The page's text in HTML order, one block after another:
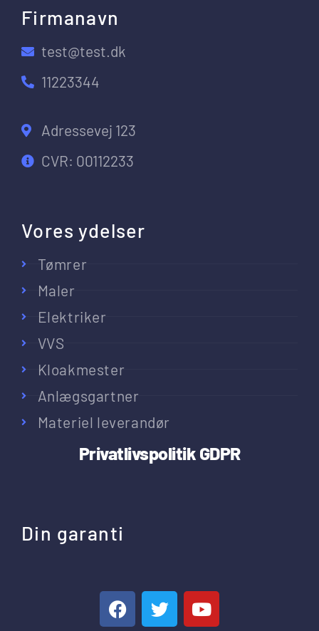
Firmanavn
test@test.dk
11223344
Adressevej 123
CVR: 00112233
Vores ydelser
Tømrer
Maler
Elektriker
VVS
Kloakmester
Anlægsgartner
Materiel leverandør
Privatlivspolitik GDPR
Din garanti